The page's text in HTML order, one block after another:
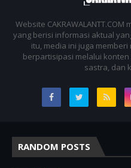
Website
yang berisi informasi aktual
itu, media ini juga
berpartisipasi melalui
sastra, dan
RANDOM POSTS